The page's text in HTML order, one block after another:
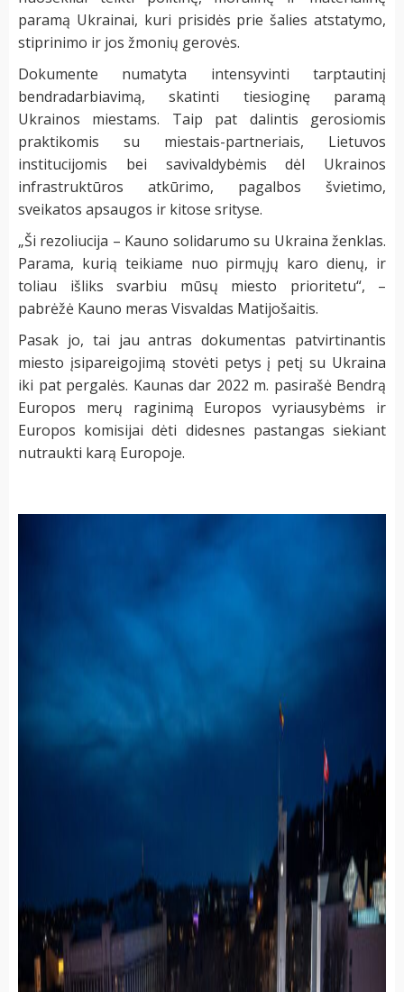
paramą Ukrainai, kuri prisidės prie šalies atstatymo,
stiprinimo ir jos žmonių gerovės.
Dokumente numatyta intensyvinti tarptautinį
bendradarbiavimą, skatinti tiesioginę paramą
Ukrainos miestams. Taip pat dalintis gerosiomis
praktikomis su miestais-partneriais, Lietuvos
institucijomis bei savivaldybėmis dėl Ukrainos
infrastruktūros atkūrimo, pagalbos švietimo,
sveikatos apsaugos ir kitose srityse.
„Ši rezoliucija – Kauno solidarumo su Ukraina ženklas.
Parama, kurią teikiame nuo pirmųjų karo dienų, ir
toliau išliks svarbiu mūsų miesto prioritetu“, –
pabrėžė Kauno meras Visvaldas Matijošaitis.
Pasak jo, tai jau antras dokumentas patvirtinantis
miesto įsipareigojimą stovėti petys į petį su Ukraina
iki pat pergalės. Kaunas dar 2022 m. pasirašė Bendrą
Europos merų raginimą Europos vyriausybėms ir
Europos komisijai dėti didesnes pastangas siekiant
nutraukti karą Europoje.